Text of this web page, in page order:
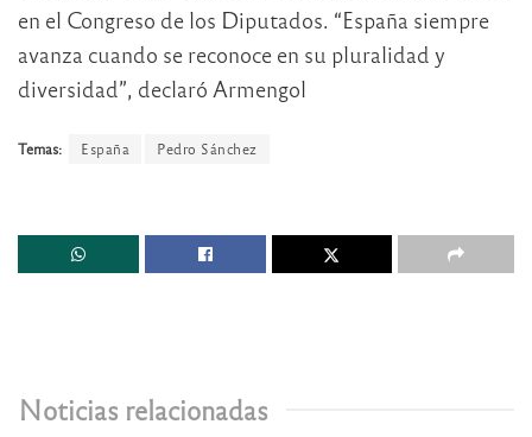
en el Congreso de los Diputados. “España siempre
avanza cuando se reconoce en su pluralidad y
diversidad”, declaró Armengol
Temas: España Pedro Sánchez
Noticias relacionadas